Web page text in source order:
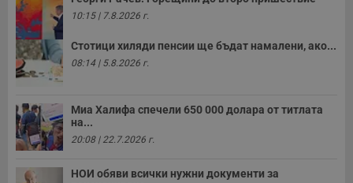
10:15 | 7.8.2026 г.
Стотици хиляди пенсии ще бъдат намалени, ако...
08:14 | 5.8.2026 г.
Миа Халифа спечели 650 000 долара от титлата
на...
20:08 | 22.7.2026 г.
НОИ обяви всички нужни документи за